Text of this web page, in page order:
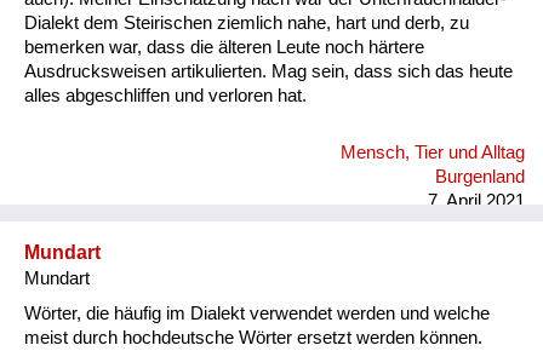
Dialekt dem Steirischen ziemlich nahe, hart und derb, zu
bemerken war, dass die älteren Leute noch härtere
Ausdrucksweisen artikulierten. Mag sein, dass sich das heute
alles abgeschliffen und verloren hat.
Mensch, Tier und Alltag
Burgenland
7. April 2021
Mundart
Mundart
Wörter, die häufig im Dialekt verwendet werden und welche
meist durch hochdeutsche Wörter ersetzt werden können.